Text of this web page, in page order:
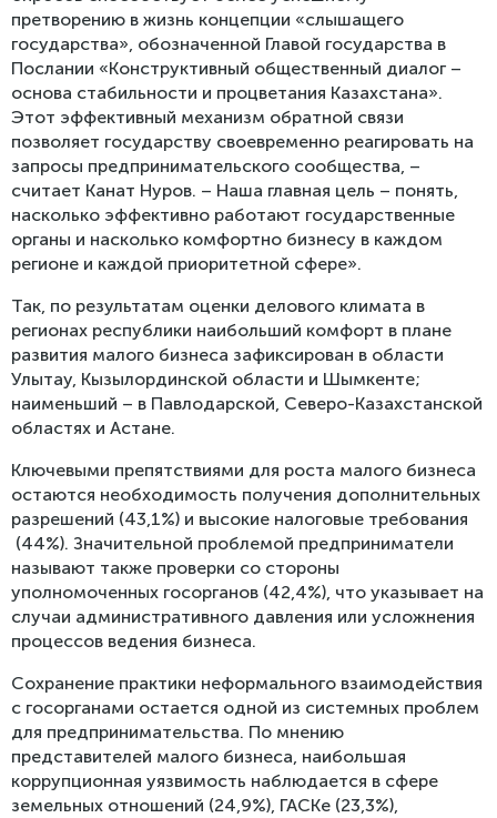
претворению в жизнь концепции «слышащего
государства», обозначенной Главой государства в
Послании «Конструктивный общественный диалог –
основа стабильности и процветания Казахстана».
Этот эффективный механизм обратной связи
позволяет государству своевременно реагировать на
запросы предпринимательского сообщества, –
считает Канат Нуров. – Наша главная цель – понять,
насколько эффективно работают государственные
органы и насколько комфортно бизнесу в каждом
регионе и каждой приоритетной сфере».
Так, по результатам оценки делового климата в
регионах республики наибольший комфорт в плане
развития малого бизнеса зафиксирован в области
Улытау, Кызылординской области и Шымкенте;
наименьший – в Павлодарской, Северо-Казахстанской
областях и Астане.
Ключевыми препятствиями для роста малого бизнеса
остаются необходимость получения дополнительных
разрешений (43,1%) и высокие налоговые требования
(44%). Значительной проблемой предприниматели
называют также проверки со стороны
уполномоченных госорганов (42,4%), что указывает на
случаи административного давления или усложнения
процессов ведения бизнеса.
Сохранение практики неформального взаимодействия
с госорганами остается одной из системных проблем
для предпринимательства. По мнению
представителей малого бизнеса, наибольшая
коррупционная уязвимость наблюдается в сфере
земельных отношений (24,9%), ГАСКе (23,3%),